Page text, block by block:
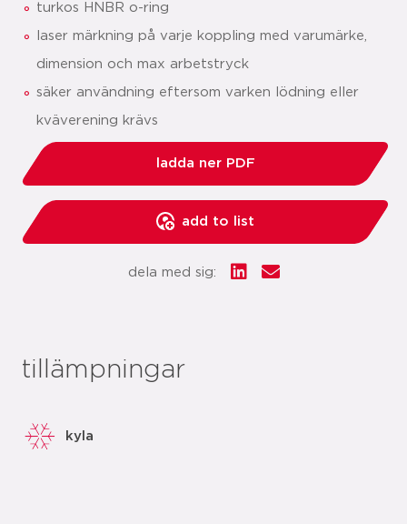
turkos HNBR o-ring
laser märkning på varje koppling med varumärke,
dimension och max arbetstryck
säker användning eftersom varken lödning eller
kväverening krävs
ladda ner PDF
add to list
dela med sig:
tillämpningar
kyla